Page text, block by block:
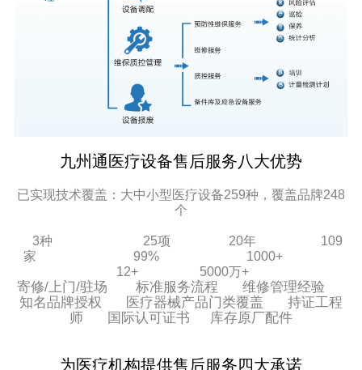
九州通医疗设备售后服务八大优势
已实现技术覆盖：大中小型医疗设备259种，覆盖品牌248
个
3种 25项 20年 109
家 99% 1000+
12+ 5000万+
寄修/上门/驻场 标准服务流程 维修管理经验
知名品牌授权 医疗器械产品门类覆盖 持证工程
师 国际认可证书 库存原厂配件
为医疗机构提供售后服务四大承诺